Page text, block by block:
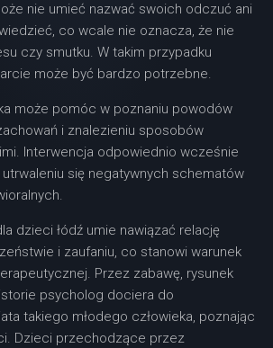
nie umieć nazwać swoich odczuć ani
co wcale nie oznacza, że nie
czy smutku. W takim przypadku
może być bardzo potrzebne.
może pomóc w poznaniu powodów
i znalezieniu sposobów
Interwencja odpowiednio wcześnie
się negatywnych schematów
dzieci łódź umie nawiązać relację
i zaufaniu, co stanowi warunek
Przez zabawę, rysunek
psycholog dociera do
takiego młodego człowieka, poznając
Dzieci przechodzące przez